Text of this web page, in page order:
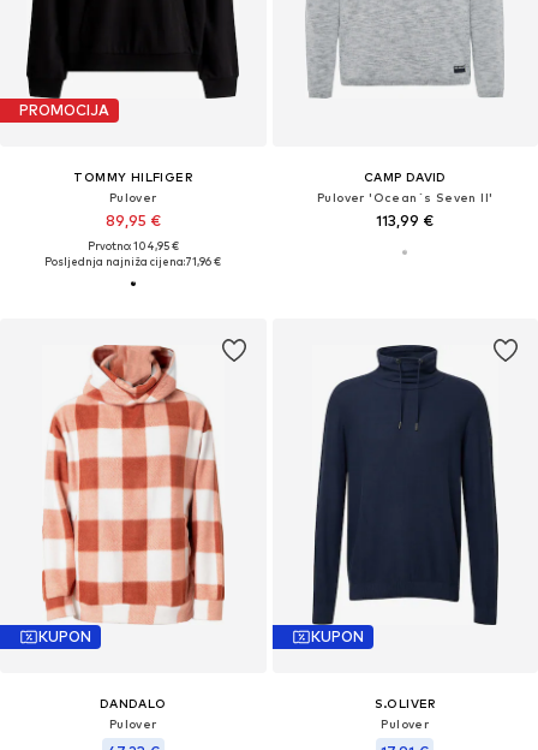
PROMOCIJA
TOMMY HILFIGER
Pulover
89,95 €
Prvotno: 104,95 €
Posljednja najniža cijena:71,96 €
CAMP DAVID
Pulover 'Ocean´s Seven II'
113,99 €
KUPON
DANDALO
Pulover
KUPON
S.OLIVER
Pulover